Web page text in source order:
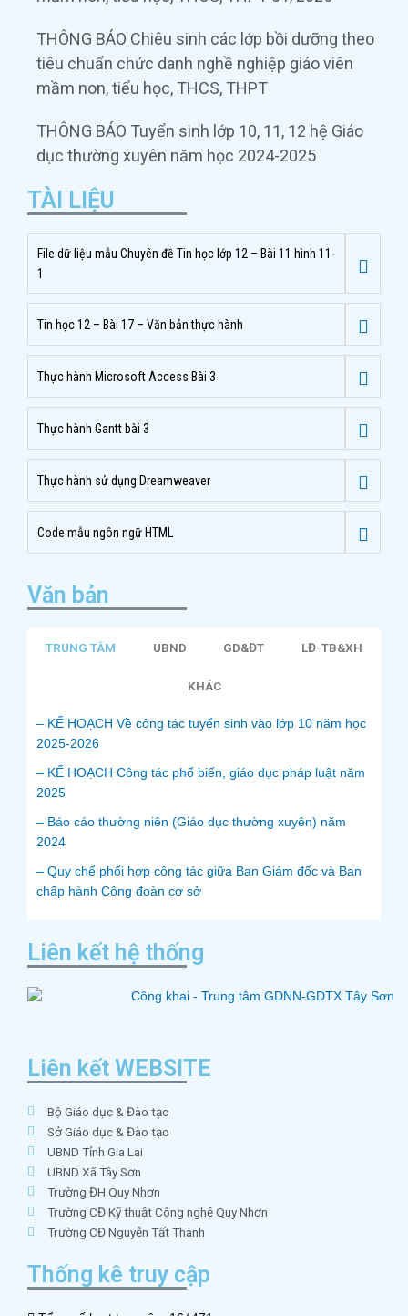
THÔNG BÁO Chiêu sinh các lớp bồi dưỡng theo
tiêu chuẩn chức danh nghề nghiệp giáo viên
mầm non, tiểu học, THCS, THPT
THÔNG BÁO Tuyển sinh lớp 10, 11, 12 hệ Giáo
dục thường xuyên năm học 2024-2025
TÀI LIỆU
File dữ liệu mẫu Chuyên đề Tin học lớp 12 – Bài 11 hình 11-
1
Tin học 12 – Bài 17 – Văn bản thực hành
Thực hành Microsoft Access Bài 3
Thực hành Gantt bài 3
Thực hành sử dụng Dreamweaver
Code mẫu ngôn ngữ HTML
Văn bản
TRUNG TÂM UBND GD&ĐT LĐ-TB&XH
KHÁC
– KẾ HOẠCH Về công tác tuyển sinh vào lớp 10 năm học
2025-2026
– KẾ HOẠCH Công tác phổ biến, giáo dục pháp luật năm
2025
– Báo cáo thường niên (Giáo dục thường xuyên) năm
2024
– Quy chế phối hợp công tác giữa Ban Giám đốc và Ban
chấp hành Công đoàn cơ sở
Liên kết hệ thống
Liên kết WEBSITE
Bộ Giáo dục & Đào tạo
Sở Giáo dục & Đào tạo
UBND Tỉnh Gia Lai
UBND Xã Tây Sơn
Trường ĐH Quy Nhơn
Trường CĐ Kỹ thuật Công nghệ Quy Nhơn
Trường CĐ Nguyễn Tất Thành
Thống kê truy cập